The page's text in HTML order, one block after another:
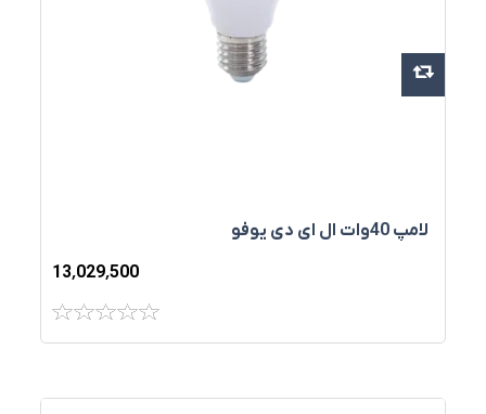
لامپ 40وات ال ای دی يوفو
13٬029٬500